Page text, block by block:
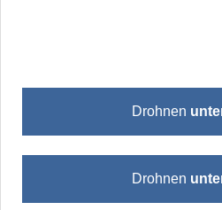
Drohnen
Drohnen